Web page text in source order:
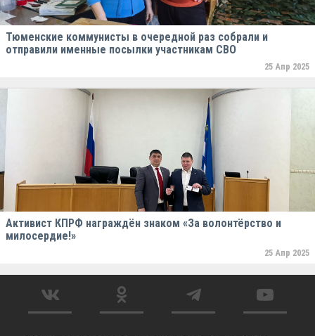
Тюменские коммунисты в очередной раз собрали и
отправили именные посылки участникам СВО
25 Апр 2025
Активист КПРФ награждён знаком «За волонтёрство и
милосердие!»
25 Апр 2025